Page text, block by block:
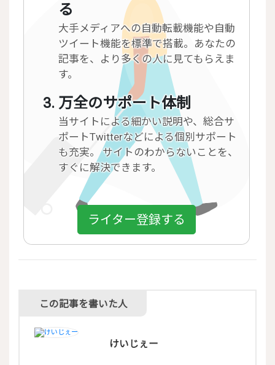
る
大手メディアへの自動転載機能や自動
ツイート機能を標準で搭載。あなたの
記事を、より多くの人に見てもらえま
す。
万全のサポート体制
当サイトによる細かい説明や、総合サ
ポートTwitterなどによる個別サポート
も充実。 サイトのわからないことを、
すぐに解決できます。
ライター登録する
この記事を書いた人
けいじぇー